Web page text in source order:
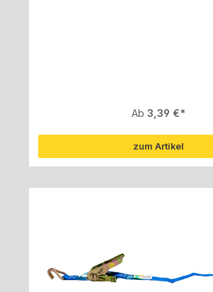
Regulärer Preis:
Ab 3,39 €
zum Artikel